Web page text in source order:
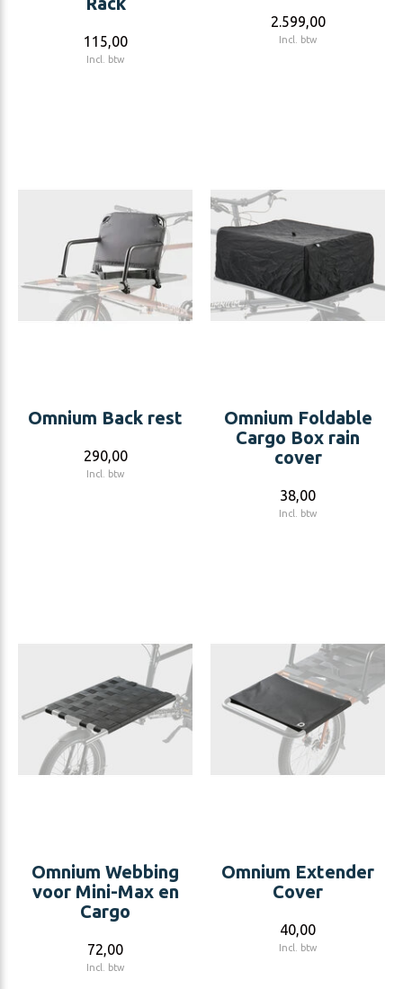
115,00
Incl. btw
2.599,00
Incl. btw
Omnium Back rest
290,00
Incl. btw
Omnium Foldable
Cargo Box rain
cover
38,00
Incl. btw
Omnium Webbing
voor Mini-Max en
Cargo
72,00
Incl. btw
Omnium Extender
Cover
40,00
Incl. btw